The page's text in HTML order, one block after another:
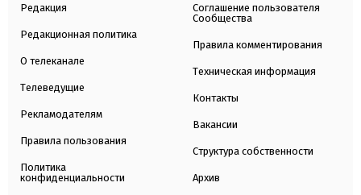
Редакция
Редакционная политика
О телеканале
Телеведущие
Рекламодателям
Правила пользования
Политика
конфиденциальности
Соглашение пользователя
Сообщества
Правила комментирования
Техническая информация
Контакты
Вакансии
Структура собственности
Архив